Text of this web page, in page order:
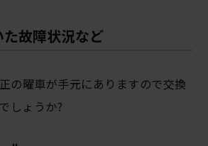
故障状況など
の曜車が手元にありますので交換
しょうか?